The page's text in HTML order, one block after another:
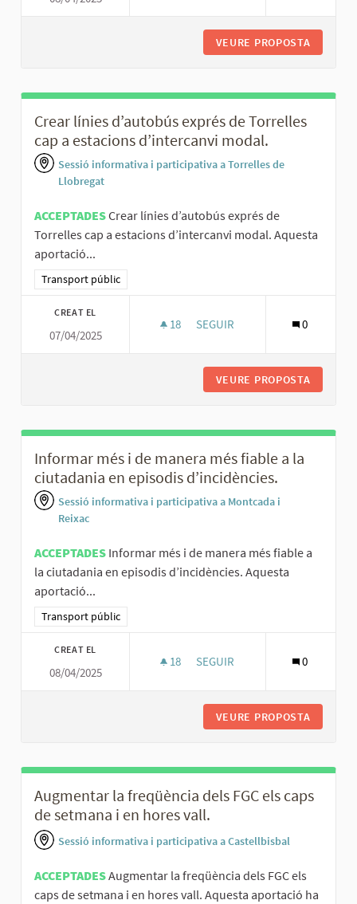
VEURE PROPOSTA
Crear línies d’autobús exprés de Torrelles
cap a estacions d’intercanvi modal.
Sessió informativa i participativa a Torrelles de
Llobregat
ACCEPTADESCrear línies d’autobús exprés de
Torrelles cap a estacions d’intercanvi modal. Aquesta
aportació...
Resultats al filtrar per la categoria: Transport públic
Transport públic
CREAT EL
07/04/2025
18 18 SEGUIDORES
SEGUIR 0
VEURE PROPOSTA
Informar més i de manera més fiable a la
ciutadania en episodis d’incidències.
Sessió informativa i participativa a Montcada i
Reixac
ACCEPTADES Informar més i de manera més fiable a
la ciutadania en episodis d’incidències. Aquesta
aportació...
Resultats al filtrar per la categoria: Transport públic
Transport públic
CREAT EL
08/04/2025
18 18 SEGUIDORES
SEGUIR 0
VEURE PROPOSTA
Augmentar la freqüència dels FGC els caps
de setmana i en hores vall.
Sessió informativa i participativa a Castellbisbal
ACCEPTADESAugmentar la freqüència dels FGC els
caps de setmana i en hores vall. Aquesta aportació ha